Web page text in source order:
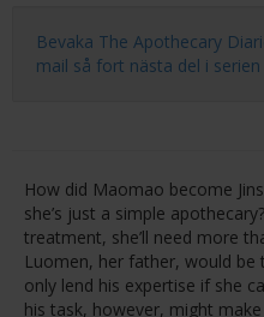
Bevaka The Apothecary
mail så fort nästa del i serien
How did Maomao become
she’s just a simple
treatment, she’ll need more
Luomen, her father, would
only lend his expertise if she
his task, however, might